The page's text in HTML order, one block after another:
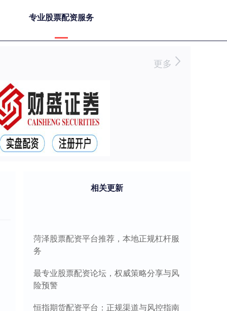
专业股票配资服务
更多
相关更新
菏泽股票配资平台推荐，本地正规杠杆服
务
最专业股票配资论坛，权威策略分享与风
险预警
恒指期货配资平台：正规渠道与风控指南